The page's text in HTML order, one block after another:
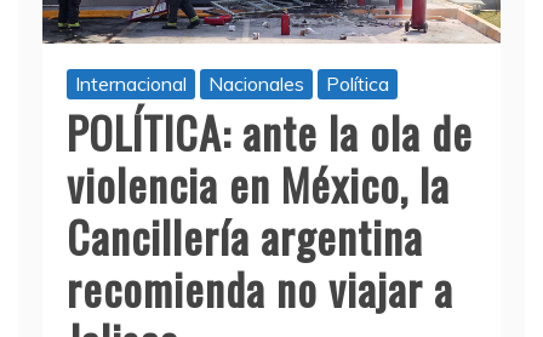
Internacional Nacionales Política
POLÍTICA: ante la ola de
violencia en México, la
Cancillería argentina
recomienda no viajar a